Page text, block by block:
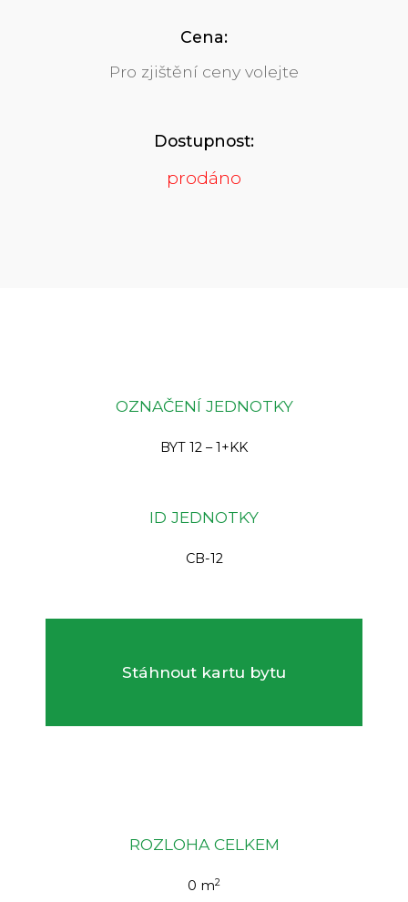
Cena:
Pro zjištění ceny volejte
Dostupnost:
prodáno
OZNAČENÍ JEDNOTKY
BYT 12 – 1+KK
ID JEDNOTKY
CB-12
Stáhnout kartu bytu
ROZLOHA CELKEM
0 m2